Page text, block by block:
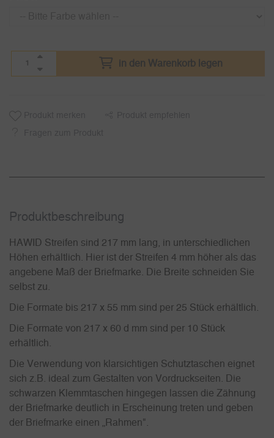
in den Warenkorb legen
Produkt­beschreibung
HAWID Streifen sind 217 mm lang, in unterschiedlichen
Höhen erhältlich. Hier ist der Streifen 4 mm höher als das
angebene Maß der Briefmarke. Die Breite schneiden Sie
selbst zu.
Die Formate bis 217 x 55 mm sind per 25 Stück erhältlich.
Die Formate von 217 x 60 d mm sind per 10 Stück
erhältlich.
Die Verwendung von klarsichtigen Schutztaschen eignet
sich z.B. ideal zum Gestalten von Vordruckseiten. Die
schwarzen Klemmtaschen hingegen lassen die Zähnung
der Briefmarke deutlich in Erscheinung treten und geben
der Briefmarke einen „Rahmen".